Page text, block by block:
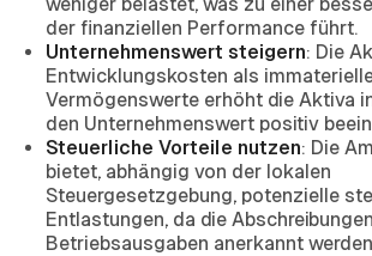
der finanziellen Performance führt.
Unternehmenswert steigern: Die
Entwicklungskosten als
Vermögenswerte erhöht die Aktiva
den Unternehmenswert positiv
Steuerliche Vorteile nutzen: Die
bietet, abhängig von der lokalen
Steuergesetzgebung, potenzielle
Entlastungen, da die
Betriebsausgaben anerkannt